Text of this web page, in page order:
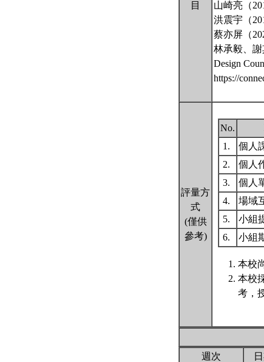
目
山崎亮（
洪震宇（
蔡亦屏（
林承毅、
Design
https://
評量方
式
(僅供
參考)
No.
1.
個人
2.
個人
3.
個人
4.
場域
5.
小組
6.
小組
本校
本校
考，
週次